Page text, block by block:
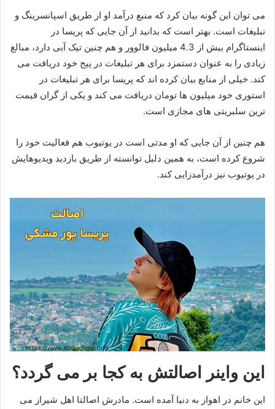
می توان این گونه بیان کرد که منبع درآمد او از طریق اسپانسرینگ و
تبلیغات است. بهتر است که بدانید از آن جایی که پریسا در
اینستاگرام بیش از 4.3 میلیون فالوور و هم چنین تیک آبی دارد، مبالغ
زیادی را به عنوان دستمزد برای هر تبلیغات در پیج خود دریافت می
کند. خیلی از منابع بیان کرده اند که پریسا برای هر تبلیغات در
استوری خود میلیون‌ ها تومان دریافت می‌ کند و یکی از گران قیمت
ترین سلبریتی های مجازی است.
هم چنین از آن جایی که او مدتی است در یوتیوب هم فعالیت خود را
شروع کرده است، به همین دلیل توانسته از طریق بازدید ویدیوهایش
در یوتیوب نیز درآمدزایی کند.
این واینر اصالتش به کجا بر می گردد؟
این خانم در اهواز به دنیا آمده است. مادرش اصالتا اهل شیراز می